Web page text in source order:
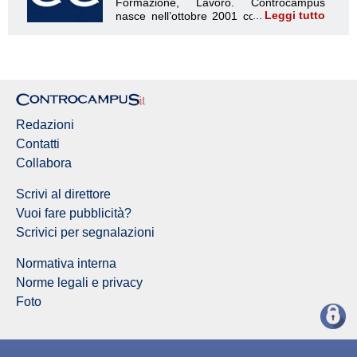
Leggi tutto
Redazioni
Contatti
Collabora
Scrivi al direttore
Vuoi fare pubblicità?
Scrivici per segnalazioni
Normativa interna
Norme legali e privacy
Foto